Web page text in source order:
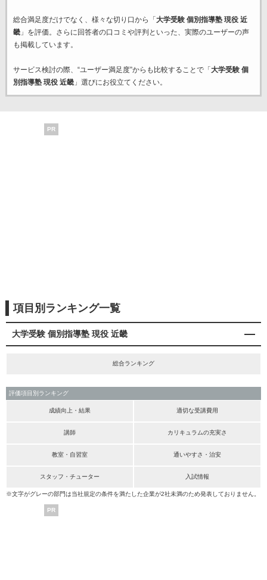
総合満足度だけでなく、様々な切り口から「 大学受験 個別指導塾 現役 近
畿」を評価。さらに回答者の口コミや評判といった、実際のユーザーの声
も掲載しています。
サービス検討の際、“ユーザー満足度”からも比較することで「 大学受験 個
別指導塾 現役 近畿」選びにお役立てください。
PR
項目別ランキング一覧
大学受験 個別指導塾 現役 近畿
総合ランキング
評価項目別ランキング
成績向上・結果 適切な受講費用
講師 カリキュラムの充実さ
教室・自習室 通いやすさ・治安
スタッフ・チューター 入試情報
※文字がグレーの部門は当社規定の条件を満たした企業が2社未満のため発表しておりません。
PR